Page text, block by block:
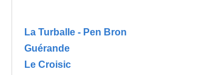
La Turballe - Pen Bron
Guérande
Le Croisic